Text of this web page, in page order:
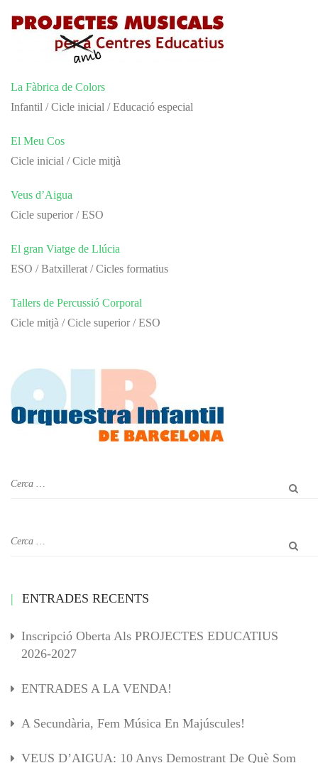
La Fàbrica de Colors
Infantil / Cicle inicial / Educació especial
El Meu Cos
Cicle inicial / Cicle mitjà
Veus d’Aigua
Cicle superior / ESO
El gran Viatge de Llúcia
ESO / Batxillerat / Cicles formatius
Tallers de Percussió Corporal
Cicle mitjà / Cicle superior / ESO
ENTRADES RECENTS
Inscripció Oberta Als PROJECTES EDUCATIUS
2026-2027
ENTRADES A LA VENDA!
A Secundària, Fem Música En Majúscules!
VEUS D’AIGUA: 10 Anys Demostrant De Què Som